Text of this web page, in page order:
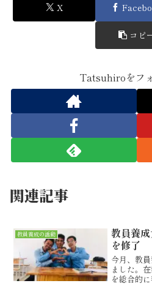
X
コピ
Tatsuhiroをフ
関連記事
教員養成の活動
教員養
を修了
今月、教
ました。
を総合的